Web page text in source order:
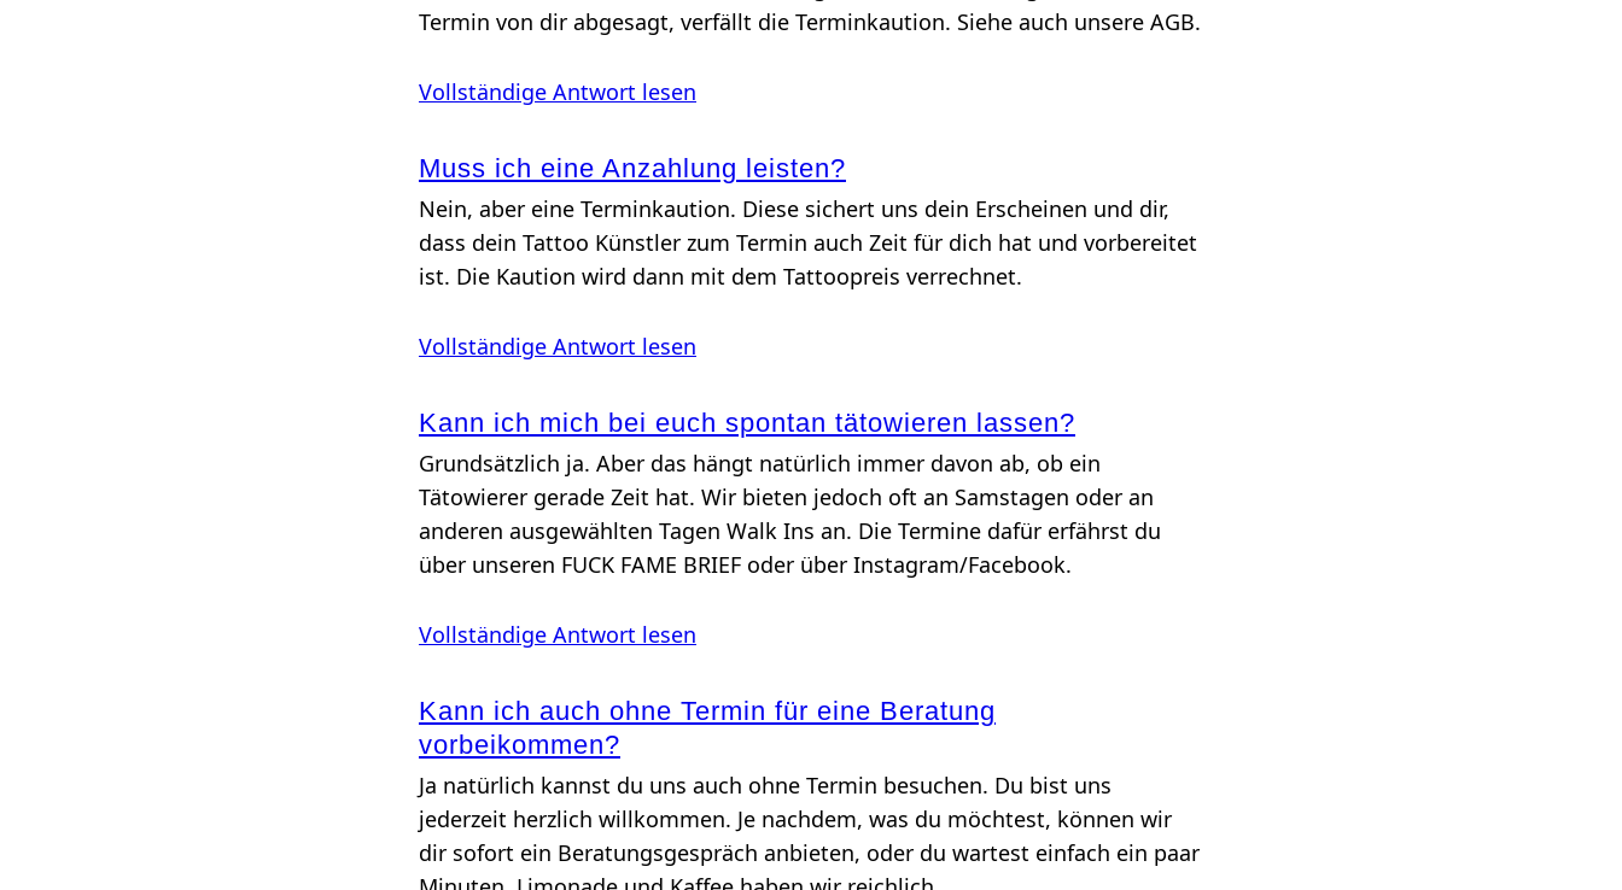
Termin von dir abgesagt, verfällt die Terminkaution. Siehe auch unsere AGB.
Vollständige Antwort lesen
Muss ich eine Anzahlung leisten?
Nein, aber eine Terminkaution. Diese sichert uns dein Erscheinen und dir,
dass dein Tattoo Künstler zum Termin auch Zeit für dich hat und vorbereitet
ist. Die Kaution wird dann mit dem Tattoopreis verrechnet.
Vollständige Antwort lesen
Kann ich mich bei euch spontan tätowieren lassen?
Grundsätzlich ja. Aber das hängt natürlich immer davon ab, ob ein
Tätowierer gerade Zeit hat. Wir bieten jedoch oft an Samstagen oder an
anderen ausgewählten Tagen Walk Ins an. Die Termine dafür erfährst du
über unseren FUCK FAME BRIEF oder über Instagram/Facebook.
Vollständige Antwort lesen
Kann ich auch ohne Termin für eine Beratung
vorbeikommen?
Ja natürlich kannst du uns auch ohne Termin besuchen. Du bist uns
jederzeit herzlich willkommen. Je nachdem, was du möchtest, können wir
dir sofort ein Beratungsgespräch anbieten, oder du wartest einfach ein paar